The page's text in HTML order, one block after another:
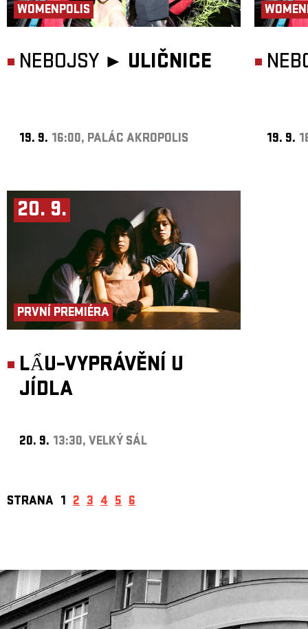
WOMENPOLIS
NEBOJSY ► ULIČNICE
19. 9. 16:00, PALÁC AKROPOLIS 19. 9.
20. 9.
PRVNÍ PREMIÉRA
LẨU–VYPRÁVĚNÍ U
JÍDLA
20. 9. 13:30, VELKÝ SÁL
STRANA 1 2 3 4 5 6